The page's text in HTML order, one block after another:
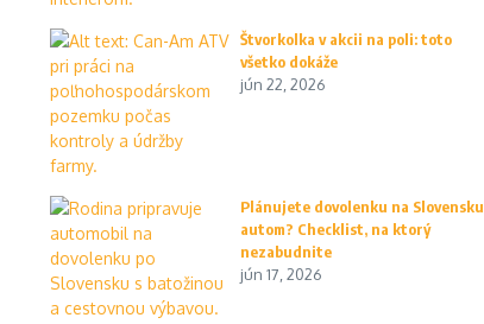
Štvorkolka v akcii na poli: toto
všetko dokáže
jún 22, 2026
Plánujete dovolenku na Slovensku
autom? Checklist, na ktorý
nezabudnite
jún 17, 2026